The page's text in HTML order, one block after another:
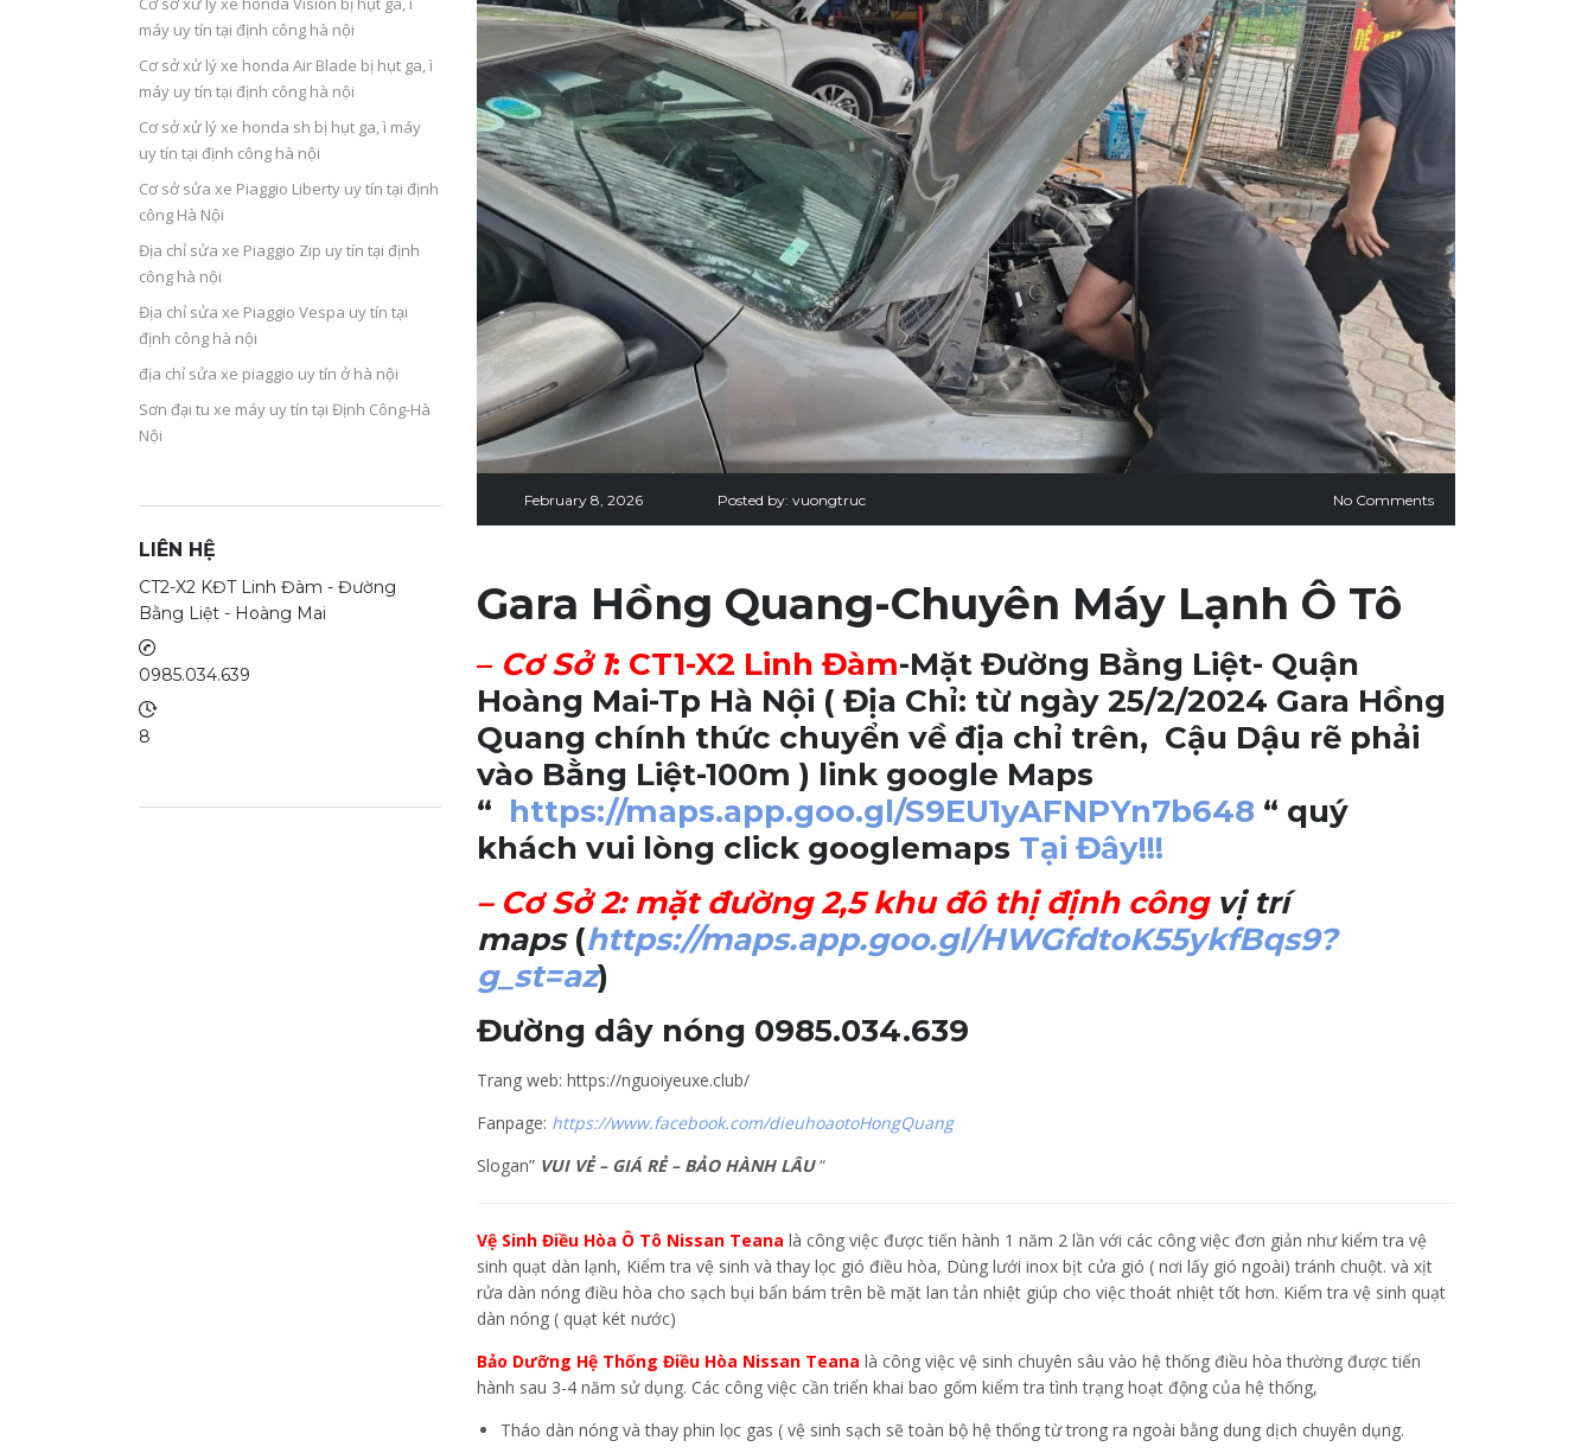
February 8, 2026 Posted by: vuongtruc No Comments
Gara Hồng Quang-Chuyên Máy Lạnh Ô Tô
– Cơ Sở 1: CT1-X2 Linh Đàm-Mặt Đường Bằng Liệt- Quận
Hoàng Mai-Tp Hà Nội ( Địa Chỉ: từ ngày 25/2/2024 Gara Hồng
Quang chính thức chuyển về địa chỉ trên, Cậu Dậu rẽ phải
vào Bằng Liệt-100m ) link google Maps
“ https://maps.app.goo.gl/S9EU1yAFNPYn7b648 “ quý
khách vui lòng click googlemaps Tại Đây!!!
– Cơ Sở 2: mặt đường 2,5 khu đô thị định côngvị trí
maps(https://maps.app.goo.gl/HWGfdtoK55ykfBqs9?
g_st=az)
Đường dây nóng 0985.034.639
Trang web: https://nguoiyeuxe.club/
Fanpage: https://www.facebook.com/dieuhoaotoHongQuang
Slogan” VUI VẺ – GIÁ RẺ – BẢO HÀNH LÂU “
Vệ Sinh Điều Hòa Ô Tô Nissan Teana là công việc được tiến hành 1 năm 2 lần với các công việc đơn giản như kiểm tra vệ
sinh quạt dàn lạnh, Kiểm tra vệ sinh và thay lọc gió điều hòa, Dùng lưới inox bịt cửa gió ( nơi lấy gió ngoài) tránh chuột. và xịt
rửa dàn nóng điều hòa cho sạch bụi bẩn bám trên bề mặt lan tản nhiệt giúp cho việc thoát nhiệt tốt hơn. Kiểm tra vệ sinh quạt
dàn nóng ( quạt két nước)
Bảo Dưỡng Hệ Thống Điều Hòa Nissan Teana là công việc vệ sinh chuyên sâu vào hệ thống điều hòa thường được tiến
hành sau 3-4 năm sử dụng. Các công việc cần triển khai bao gốm kiểm tra tình trạng hoạt động của hệ thống,
Tháo dàn nóng và thay phin lọc gas ( vệ sinh sạch sẽ toàn bộ hệ thống từ trong ra ngoài bằng dung dịch chuyên dụng.
máy uy tín tại định công hà nội
Cơ sở xử lý xe honda Air Blade bị hụt ga, ì
máy uy tín tại định công hà nội
Cơ sở xử lý xe honda sh bị hụt ga, ì máy
uy tín tại định công hà nội
Cơ sở sửa xe Piaggio Liberty uy tín tại định
công Hà Nội
Địa chỉ sửa xe Piaggio Zip uy tín tại định
công hà nội
Địa chỉ sửa xe Piaggio Vespa uy tín tại
định công hà nội
địa chỉ sửa xe piaggio uy tín ở hà nội
Sơn đại tu xe máy uy tín tại Định Công-Hà
Nội
LIÊN HỆ
CT2-X2 KĐT Linh Đàm - Đường
Bằng Liệt - Hoàng Mai
0985.034.639
8